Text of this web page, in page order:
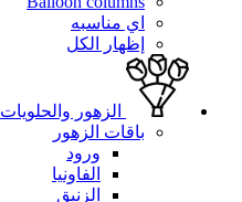
اي مناسبه
إظهار الكل
الزهور والحلويات
باقات الزهور
ورود
الفاونيا
الزنبق